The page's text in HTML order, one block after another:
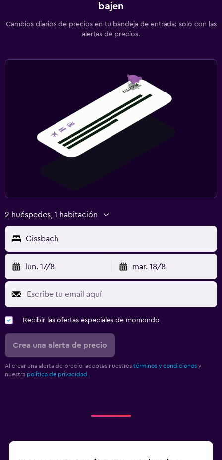
bajen
Cambios diarios de precios en tu bandeja de entrada: solo con las
alertas de precios.
2 huéspedes, 1 habitación
Gissbach
lun. 17/8 mar. 18/8
Recibir las ofertas especiales de momondo
Crea una alerta de precio
Al crear una alerta de precio, aceptas nuestros términos y condiciones y
nuestra política de privacidad.